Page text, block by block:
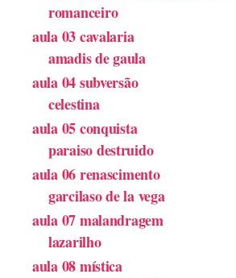
romanceiro
aula 03 cavalaria
amadis de gaula
aula 04 subversão
celestina
aula 05 conquista
paraiso destruido
aula 06 renascimento
garcilaso de la vega
aula 07 malandragem
lazarilho
aula 08 mística